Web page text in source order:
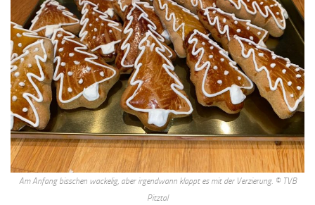
Am Anfang bisschen wackelig, aber irgendwann klappt es mit der Verzierung. © TVB
Pitztal